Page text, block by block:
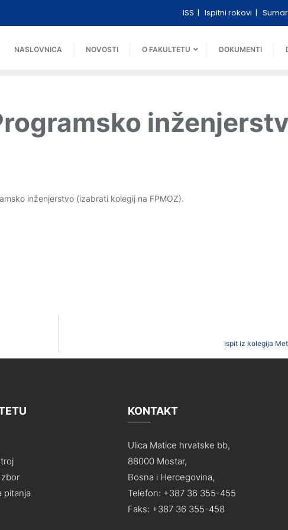
ISS Ispitni rokovi
NASLOVNICA NOVOSTI O FAKULTETU DOKUMENTI
inženjerstvo (izabrati kolegij na FPMOZ).
Ispit iz kolegija
pitanja
KONTAKT
Ulica Matice hrvatske bb,
88000 Mostar,
Bosna i Hercegovina,
Telefon: +387 36 355-455
Faks: +387 36 355-458